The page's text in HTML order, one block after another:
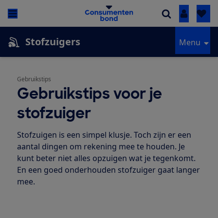
Inloggen
Stofzuigers Menu
Gebruikstips
Gebruikstips voor je
stofzuiger
Stofzuigen is een simpel klusje. Toch zijn er een
aantal dingen om rekening mee te houden. Je
kunt beter niet alles opzuigen wat je tegenkomt.
En een goed onderhouden stofzuiger gaat langer
mee.